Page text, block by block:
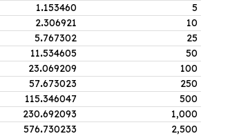
5
1.153460
10
2.306921
25
5.767302
50
11.534605
100
23.069209
250
57.673023
500
115.346047
1,000
230.692093
2,500
576.730233